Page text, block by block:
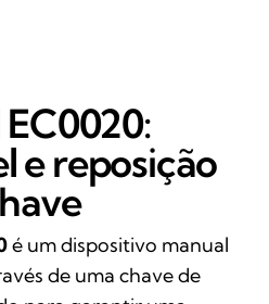
e reposição
é um dispositivo manual
de uma chave de